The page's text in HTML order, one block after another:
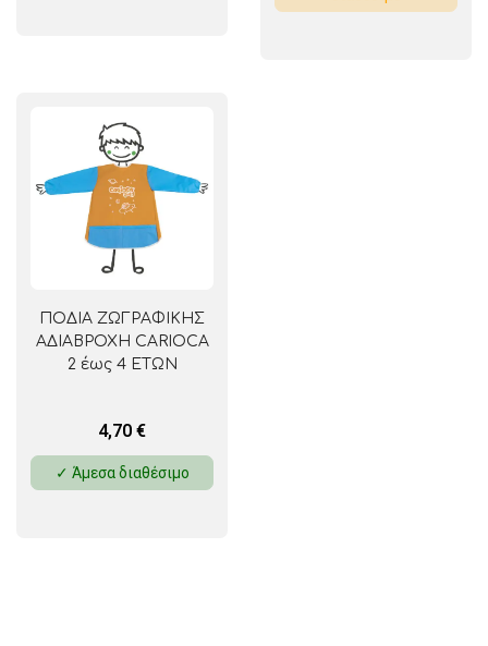
ΠΟΔΙΑ ΖΩΓΡΑΦΙΚΗΣ
ΑΔΙΑΒΡΟΧΗ CARIOCA
2 έως 4 ΕΤΩΝ
4,70 €
✓ Άμεσα διαθέσιμο